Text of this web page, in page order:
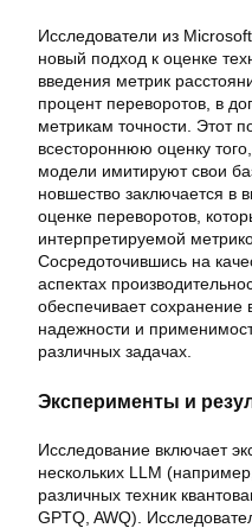
Исследователи из
новый подход к оценке
введения метрик
процент переворотов, в
метрикам точности. Этот
всестороннюю оценку
модели имитируют свои
новшество заключается в
оценке переворотов,
интерпретируемой
Сосредоточившись на
аспектах
обеспечивает сохранение
надежности и
различных задачах.
Эксперименты и
Исследование включает
нескольких LLM
различных техник
GPTQ, AWQ).